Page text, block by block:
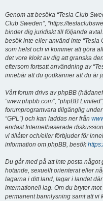
Genom att besöka “Tesla Club
Club Sweden”, “https://
binder dig juridiskt till följande
besök inte eller använd inte “Tesla
som helst och vi kommer att göra
det vore klokt av dig att granska
eftersom fortsatt användning av
innebär att du godkänner att du är
Vårt forum drivs av phpBB
“www.phpbb.com”, “phpBB
forumprogramvara tillgänglig under
“GPL”) och kan laddas ner från
endast Internetbaserade
vi tillåter och/eller förbjuder för
information om phpBB, besök
Du går med på att inte posta något
hotande, sexuellt orienterat eller
lagarna i ditt land, lagar i landet
internationell lag. Om du bryter
permanent bannlysning samt att vi